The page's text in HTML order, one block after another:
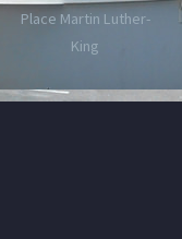
Place Martin Luther-
King